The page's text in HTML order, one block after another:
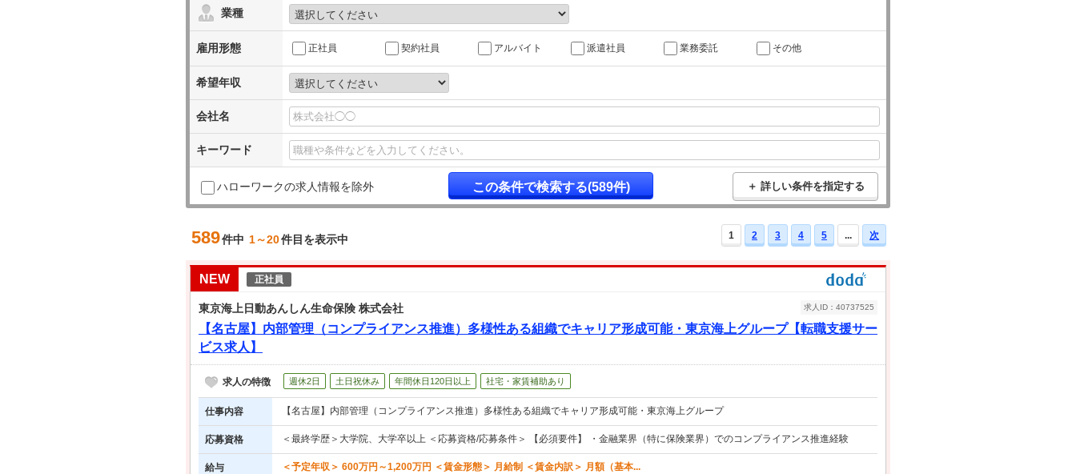
業種
雇用形態 正社員 契約社員 アルバイト 派遣社員 業務委託 その他
希望年収
会社名
キーワード
ハローワークの求人情報を除外 ＋ 詳しい条件を指定する
589件中 1～20件目を表示中 1 2 3 4 5 ... 次
NEW 正社員
東京海上日動あんしん生命保険 株式会社
【名古屋】内部管理（コンプライアンス推進）多様性ある組織でキャリア形成可能・東京海上グループ【転職支援サー
ビス求人】
求人ID：40737525
求人の特徴 週休2日 土日祝休み 年間休日120日以上 社宅・家賃補助あり
仕事内容 【名古屋】内部管理（コンプライアンス推進）多様性ある組織でキャリア形成可能・東京海上グループ
応募資格 ＜最終学歴＞大学院、大学卒以上 ＜応募資格/応募条件＞ 【必須要件】 ・金融業界（特に保険業界）でのコンプライアンス推進経験
給与 ＜予定年収＞ 600万円～1,200万円 ＜賃金形態＞ 月給制 ＜賃金内訳＞ 月額（基本...